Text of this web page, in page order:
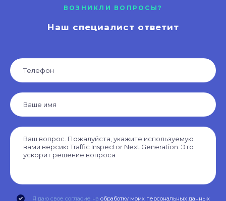
ВОЗНИКЛИ ВОПРОСЫ?
Наш специалист ответит
Я даю свое согласие на обработку моих персональных данных